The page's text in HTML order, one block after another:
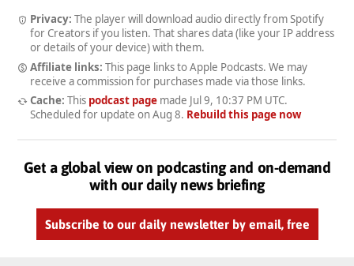
Privacy: The player will download audio directly from Spotify
for Creators if you listen. That shares data (like your IP address
or details of your device) with them.
Affiliate links: This page links to Apple Podcasts. We may
receive a commission for purchases made via those links.
Cache: This podcast pagemade Jul 9, 10:37 PM UTC.
Scheduled for update on Aug 8. Rebuild this page now
Get a global view on podcasting and on-demand
with our daily news briefing
Subscribe to our daily newsletter by email, free